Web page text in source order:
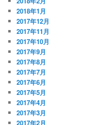
2018年1月
2017年12月
2017年11月
2017年10月
2017年9月
2017年8月
2017年7月
2017年6月
2017年5月
2017年4月
2017年3月
2017年2月